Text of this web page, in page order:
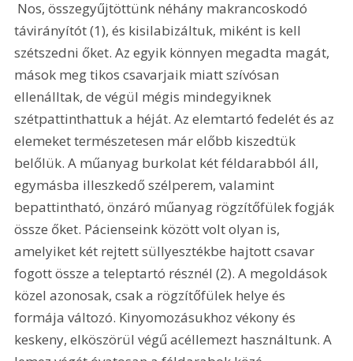
távirányítót (1), és kisilabizáltuk, miként is kell
szétszedni őket. Az egyik könnyen megadta magát,
mások meg tikos csavarjaik miatt szívósan
ellenálltak, de végül mégis mindegyiknek
szétpattinthattuk a héját. Az elemtartó fedelét és az
elemeket természetesen már előbb kiszedtük
belőlük. A műanyag burkolat két féldarabból áll,
egymásba illeszkedő szélperem, valamint
bepattintható, önzáró műanyag rögzítőfülek fogják
össze őket. Pácienseink között volt olyan is,
amelyiket két rejtett süllyesztékbe hajtott csavar
fogott össze a teleptartó résznél (2). A megoldások
közel azonosak, csak a rögzítőfülek helye és
formája változó. Kinyomozásukhoz vékony és
keskeny, elköszörül végű acéllemezt használtunk. A